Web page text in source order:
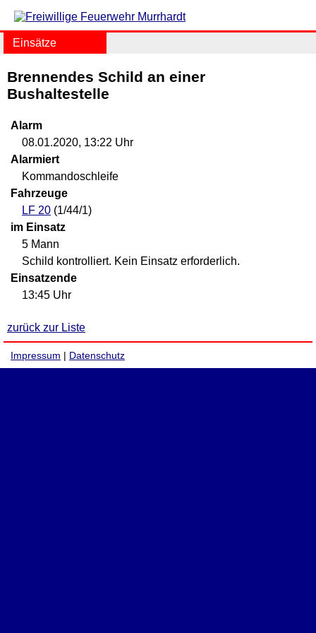
Einsätze
Brennendes Schild an einer
Bushaltestelle
Alarm
08.01.2020, 13:22 Uhr
Alarmiert
Kommandoschleife
Fahrzeuge
LF 20 (1/44/1)
im Einsatz
5 Mann
Schild kontrolliert. Kein Einsatz erforderlich.
Einsatzende
13:45 Uhr
zurück zur Liste
Impressum | Datenschutz